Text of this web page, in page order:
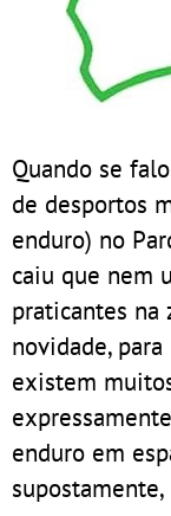
Quando se
de desportos
enduro) no
caiu que nem
praticantes na
novidade,
existem
enduro em